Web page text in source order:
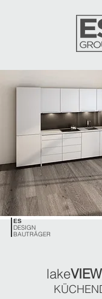
ES
DESIGN
BAUTRÄGER
lakeVIEW